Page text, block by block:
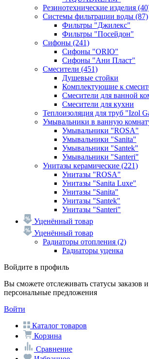
Резинотехнические изделия
Системы фильтрации воды (87)
Фильтры "Джилекс"
Фильтры "Посейдон"
Сифоны (241)
Сифоны "ORIO"
Сифоны "Ани Пласт"
Смесители (451)
Душевые стойки
Комплектующие к
Смесители для ванной
Смесители для кухни
Теплоизоляция для труб "Izol
Умывальники в ванную
Умывальники "ROSA"
Умывальники "Sanita"
Умывальники "Santek"
Умывальники "Santeri"
Унитазы керамические (221)
Унитазы "ROSA"
Унитазы "Sanita Luxe"
Унитазы "Sanita"
Унитазы "Santek"
Унитазы "Santeri"
Уценённый товар
Уценённый товар
Радиаторы отопления (2)
Радиаторы уценка
Войдите в профиль
Вы сможете отслеживать статусы заказов
персональные предложения
Войти
Каталог товаров
Корзина
Сравнение